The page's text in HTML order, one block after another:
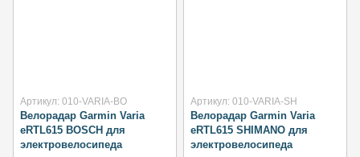
Артикул: 010-VARIA-BO
Велорадар Garmin Varia
eRTL615 BOSCH для
электровелосипеда
Артикул: 010-VARIA-SH
Велорадар Garmin Varia
eRTL615 SHIMANO для
электровелосипеда